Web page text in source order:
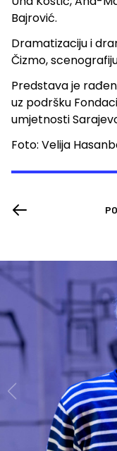
Bajrović.
Dramatizaciju i
Čizmo,
Predstava je
uz podršku
umjetnosti
Foto: Velija